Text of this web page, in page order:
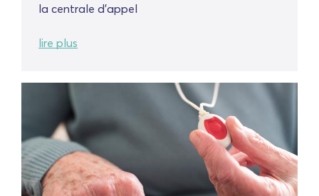
la centrale d'appel
lire plus